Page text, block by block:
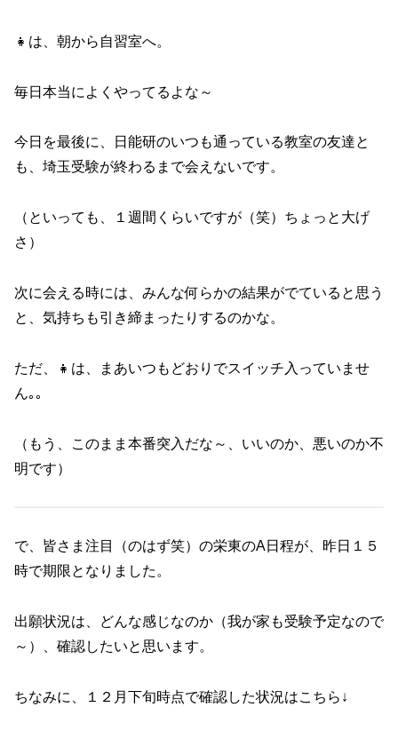
👧は、朝から自習室へ。
毎日本当によくやってるよな～
今日を最後に、日能研のいつも通っている教室の友達と
も、埼玉受験が終わるまで会えないです。
（といっても、１週間くらいですが（笑）ちょっと大げ
さ）
次に会える時には、みんな何らかの結果がでていると思う
と、気持ちも引き締まったりするのかな。
ただ、👧は、まあいつもどおりでスイッチ入っていませ
ん｡｡
（もう、このまま本番突入だな～、いいのか、悪いのか不
明です）
で、皆さま注目（のはず笑）の栄東のA日程が、昨日１５
時で期限となりました。
出願状況は、どんな感じなのか（我が家も受験予定なので
～）、確認したいと思います。
ちなみに、１２月下旬時点で確認した状況はこちら↓